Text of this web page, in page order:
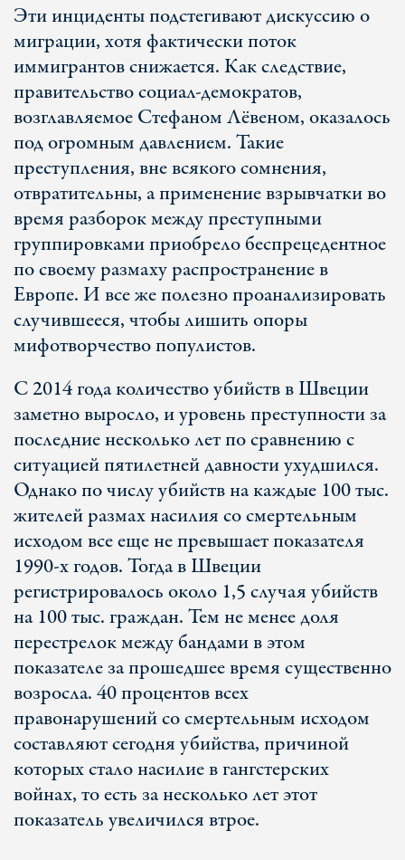
Эти инциденты подстегивают дискуссию о
миграции, хотя фактически поток
иммигрантов снижается. Как следствие,
правительство социал-демократов,
возглавляемое Стефаном Лёвеном, оказалось
под огромным давлением. Такие
преступления, вне всякого сомнения,
отвратительны, а применение взрывчатки во
время разборок между преступными
группировками приобрело беспрецедентное
по своему размаху распространение в
Европе. И все же полезно проанализировать
случившееся, чтобы лишить опоры
мифотворчество популистов.
С 2014 года количество убийств в Швеции
заметно выросло, и уровень преступности за
последние несколько лет по сравнению с
ситуацией пятилетней давности ухудшился.
Однако по числу убийств на каждые 100 тыс.
жителей размах насилия со смертельным
исходом все еще не превышает показателя
1990-х годов. Тогда в Швеции
регистрировалось около 1,5 случая убийств
на 100 тыс. граждан. Тем не менее доля
перестрелок между бандами в этом
показателе за прошедшее время существенно
возросла. 40 процентов всех
правонарушений со смертельным исходом
составляют сегодня убийства, причиной
которых стало насилие в гангстерских
войнах, то есть за несколько лет этот
показатель увеличился втрое.